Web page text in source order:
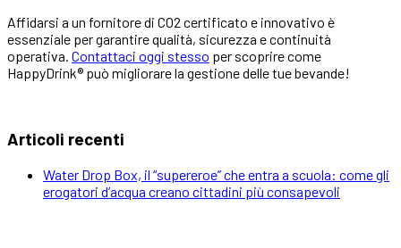
Affidarsi a un fornitore di CO2 certificato e innovativo è
essenziale per garantire qualità, sicurezza e continuità
operativa. Contattaci oggi stesso per scoprire come
HappyDrink® può migliorare la gestione delle tue bevande!
Articoli recenti
Water Drop Box, il “supereroe” che entra a scuola: come gli
erogatori d’acqua creano cittadini più consapevoli